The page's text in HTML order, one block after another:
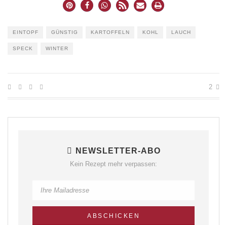
EINTOPF GÜNSTIG KARTOFFELN KOHL LAUCH
SPECK WINTER
2
NEWSLETTER-ABO
Kein Rezept mehr verpassen: